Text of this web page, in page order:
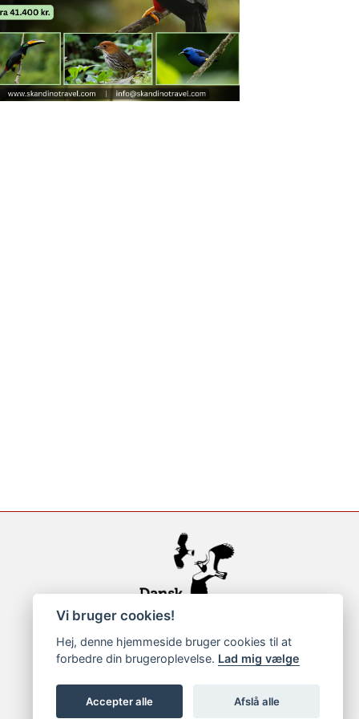
Vi bruger cookies!
Hej, denne hjemmeside bruger cookies til at
forbedre din brugeroplevelse. Lad mig vælge
Accepter alle Afslå alle